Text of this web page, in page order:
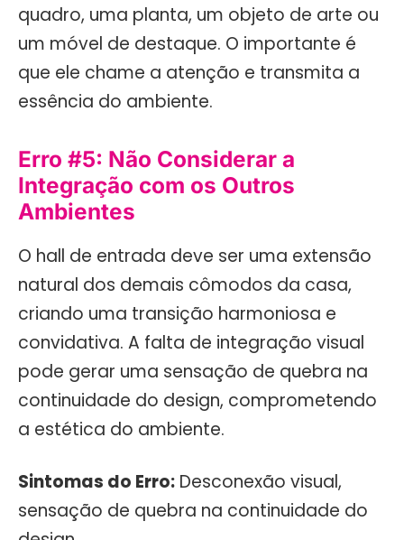
quadro, uma planta, um objeto de arte ou
um móvel de destaque. O importante é
que ele chame a atenção e transmita a
essência do ambiente.
Erro #5: Não Considerar a
Integração com os Outros
Ambientes
O hall de entrada deve ser uma extensão
natural dos demais cômodos da casa,
criando uma transição harmoniosa e
convidativa. A falta de integração visual
pode gerar uma sensação de quebra na
continuidade do design, comprometendo
a estética do ambiente.
Sintomas do Erro: Desconexão visual,
sensação de quebra na continuidade do